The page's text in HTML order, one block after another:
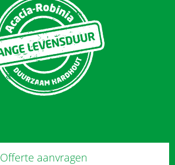
Offerte aanvragen